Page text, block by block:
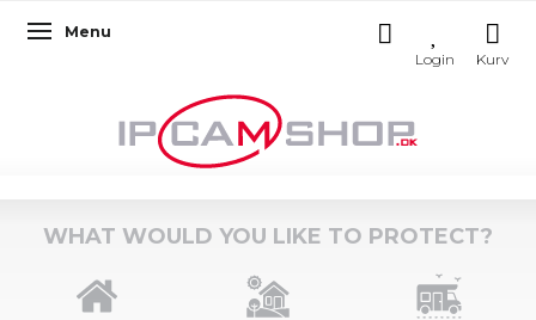
Toggle navigation
Menu
WHAT WOULD YOU LIKE TO PROTECT?